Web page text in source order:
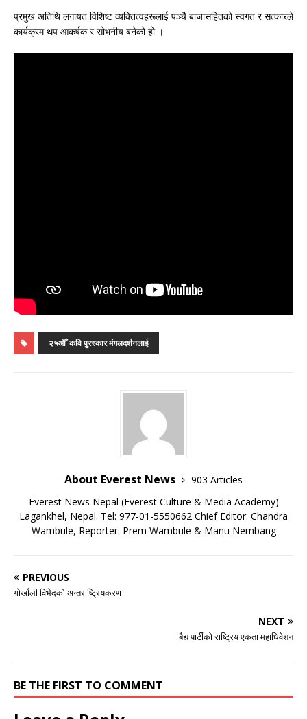
प्रमुख अतिथि लगायत विशिष्ट व्यक्तित्वहरूलाई पञ्चै बाजासहितको स्वगत र सत्कारले
कार्यक्रम थप आकर्षक र सोभनीय बनेको हो ।
२५औँ_कवि पुरस्कार मंगलदर्शनलाई
About Everest News
903 Articles
Everest News Nepal (Everest Culture & Media Academy)
Lagankhel, Nepal. Tel: 977-01-5550662 Chief Editor: Chandra
Wambule, Reporter: Prem Wambule & Manu Nembang
PREVIOUS
गोर्खाली विभेदको अन्तराष्ट्रियकरण
NEXT
बैद्य पार्टीको राष्ट्रिय एकता महाधिवेशन
BE THE FIRST TO COMMENT